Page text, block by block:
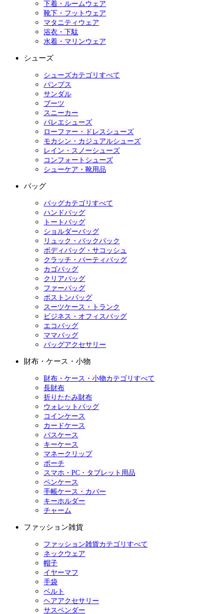
下着・ルームウェア
靴下・フットウェア
マタニティウェア
浴衣・下駄
水着・マリンウェア
シューズ
シューズカテゴリすべて
パンプス
サンダル
ブーツ
スニーカー
バレエシューズ
ローファー・ドレスシューズ
モカシン・カジュアルシューズ
レイン・スノーシューズ
コンフォートシューズ
シューケア・靴用品
バッグ
バッグカテゴリすべて
ハンドバッグ
トートバッグ
ショルダーバッグ
リュック・バックパック
ボディバッグ・サコッシュ
クラッチ・パーティバッグ
カゴバッグ
クリアバッグ
ファーバッグ
ボストンバッグ
スーツケース・トランク
ビジネス・オフィスバッグ
エコバッグ
ママバッグ
バッグアクセサリー
財布・ケース・小物
財布・ケース・小物カテゴリすべて
長財布
折りたたみ財布
ウォレットバッグ
コインケース
カードケース
パスケース
キーケース
マネークリップ
ポーチ
スマホ・PC・タブレット用品
ペンケース
手帳ケース・カバー
キーホルダー
チャーム
ファッション雑貨
ファッション雑貨カテゴリすべて
ネックウェア
帽子
イヤーマフ
手袋
ベルト
ヘアアクセサリー
サスペンダー